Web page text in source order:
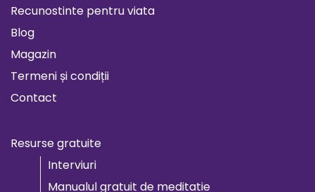
Recunostinte pentru viata
Blog
Magazin
Termeni și condiții
Contact
Resurse gratuite
Interviuri
Manualul gratuit de meditatie